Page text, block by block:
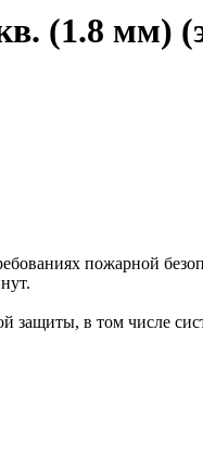
(1.8 мм)
пожарной
защиты, в том числе